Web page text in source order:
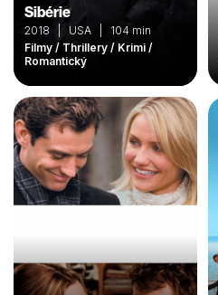
Sibérie
2018 | USA | 104 min
Filmy / Thrillery / Krimi /
Romantický